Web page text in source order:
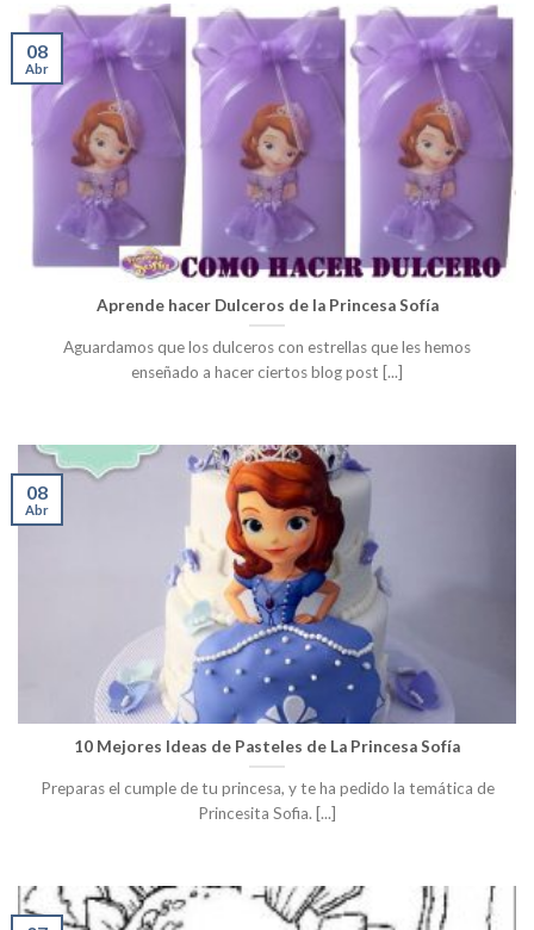
Aprende hacer Dulceros de la Princesa Sofía
Aguardamos que los dulceros con estrellas que les hemos
enseñado a hacer ciertos blog post [...]
08
Abr
10 Mejores Ideas de Pasteles de La Princesa Sofía
Preparas el cumple de tu princesa, y te ha pedido la temática de
Princesita Sofia. [...]
08
Abr